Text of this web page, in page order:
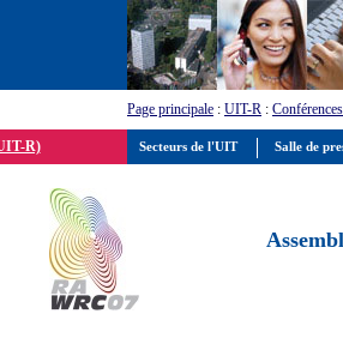
Page principale : UIT-R :
R) Secteurs de l'UIT Salle de